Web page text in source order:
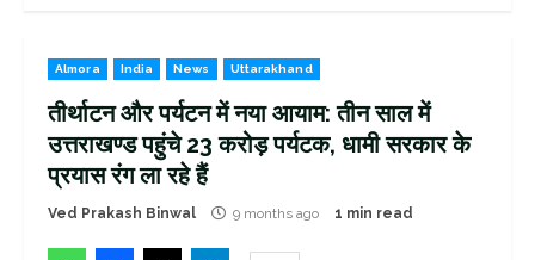
Almora India News Uttarakhand
तीर्थाटन और पर्यटन में नया आयाम: तीन साल में
उत्तराखण्ड पहुंचे 23 करोड़ पर्यटक, धामी सरकार के
प्रयास रंग ला रहे हैं
Ved Prakash Binwal 9 months ago 1 min read